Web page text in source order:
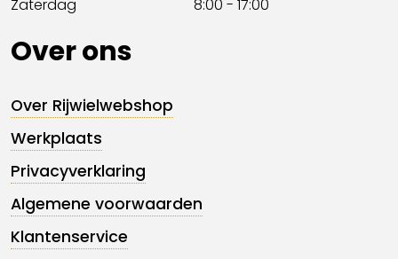
Zaterdag
8:00 - 17:00
Over ons
Over Rijwielwebshop
Werkplaats
Privacyverklaring
Algemene voorwaarden
Klantenservice